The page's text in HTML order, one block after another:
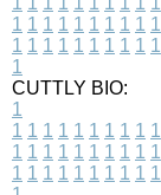
1 1 1 1 1 1 1 1 1 1
1 1 1 1 1 1 1 1 1 1
1
CUTTLY BIO:
1
1 1 1 1 1 1 1 1 1 1
1 1 1 1 1 1 1 1 1 1
1 1 1 1 1 1 1 1 1 1